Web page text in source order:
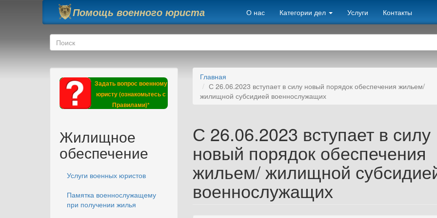
Перейти к основному содержанию
Помощь военного юриста О нас Категории дел Услуги Контакты
Форма поиска
Поиск
Задать вопрос военному
юристу (ознакомьтесь с
Правилами)*
Жилищное
обеспечение
Услуги военных юристов
Памятка военнослужащему
при получении жилья
Главная
С 26.06.2023 вступает в силу новый порядок обеспечения жильем/
жилищной субсидией военнослужащих
С 26.06.2023 вступает в силу
новый порядок обеспечения
жильем/ жилищной
военнослужащих